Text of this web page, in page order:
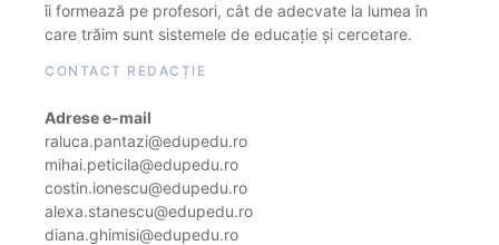
îi formează pe profesori, cât de adecvate la lumea în
care trăim sunt sistemele de educație și cercetare.
CONTACT REDACȚIE
Adrese e-mail
raluca.pantazi@edupedu.ro
mihai.peticila@edupedu.ro
costin.ionescu@edupedu.ro
alexa.stanescu@edupedu.ro
diana.ghimisi@edupedu.ro